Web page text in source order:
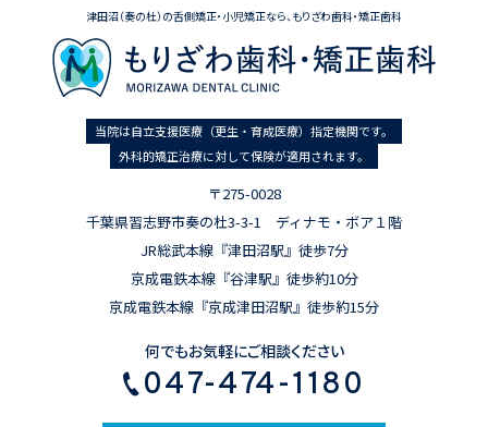
津田沼（奏の杜）の舌側矯正・小児矯正なら、もりざわ歯科・矯正歯科
当院は自立支援医療（更生・育成医療）指定機関です。
外科的矯正治療に対して保険が適用されます。
〒275-0028
千葉県習志野市奏の杜3-3-1 ディナモ・ボア１階
JR総武本線『津田沼駅』徒歩7分
京成電鉄本線『谷津駅』徒歩約10分
京成電鉄本線『京成津田沼駅』徒歩約15分
何でもお気軽にご相談ください
047-474-1180